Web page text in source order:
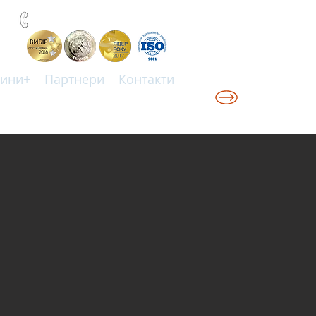
Партнери Контакти